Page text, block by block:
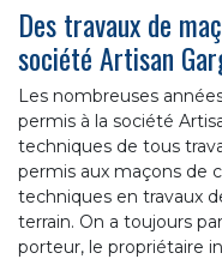
Des travaux de
société Artisan
Les nombreuses
permis à la société
techniques de tous
permis aux maçons de
techniques en travaux
terrain. On a toujours
porteur, le propriétaire